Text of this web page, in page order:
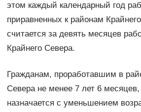
этом каждый календарный год
приравненных к районам
считается за девять месяцев
Крайнего Севера.
Гражданам, проработавшим в
Севера не менее 7 лет 6 месяцев,
назначается с уменьшением